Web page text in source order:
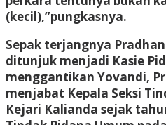
(kecil),”pungkasnya.
Sepak terjangnya
ditunjuk menjadi Kasie
menggantikan Yovandi,
menjabat Kepala Seksi
Kejari Kalianda sejak